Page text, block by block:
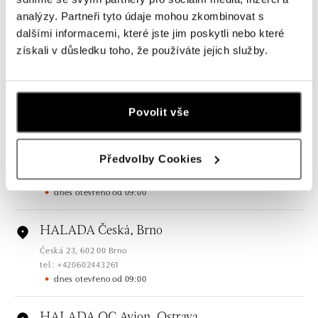
analýzy. Partneři tyto údaje mohou zkombinovat s
dalšími informacemi, které jste jim poskytli nebo které
získali v důsledku toho, že používáte jejich služby.
Povolit vše
Předvolby Cookies
Všechny Česko Slovensko
HALADA Pařížská, Praha
tel.: +420724986111
HALADA Na Příkopě, Praha
Na Příkopě 16, 110 00 Praha 1
tel.: +420608028615
dnes otevřeno od 09:00
HALADA Česká, Brno
Česká 23, 602 00 Brno
tel.: +420602443261
dnes otevřeno od 09:00